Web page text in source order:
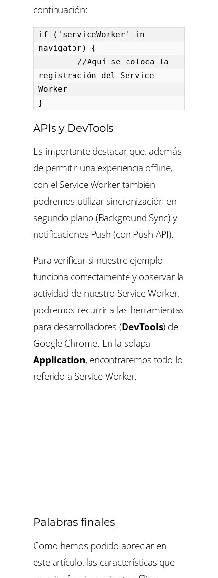
continuación:
if ('serviceWorker' in
navigator) {
registración del Service
Worker
}
APIs y DevTools
Es importante destacar que, además
de permitir una experiencia offline,
con el Service Worker también
podremos utilizar sincronización en
segundo plano (Background Sync) y
notificaciones Push (con Push API).
Para verificar si nuestro ejemplo
funciona correctamente y observar la
actividad de nuestro Service Worker,
podremos recurrir a las herramientas
para desarrolladores (DevTools) de
Google Chrome. En la solapa
Application, encontraremos todo lo
referido a Service Worker.
Palabras finales
Como hemos podido apreciar en
este artículo, las características que